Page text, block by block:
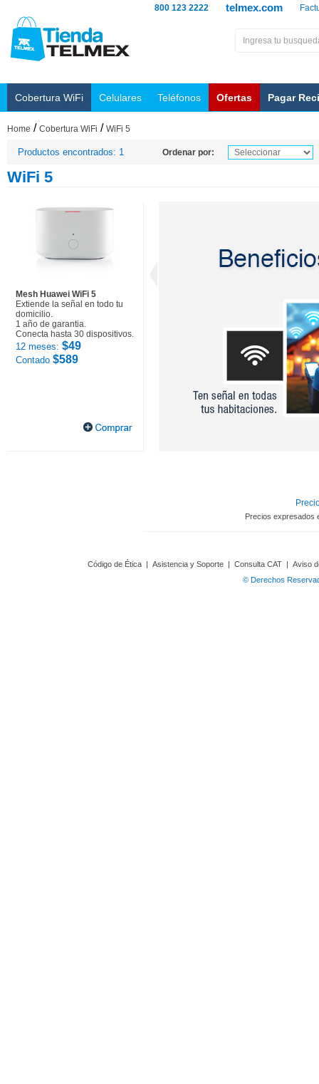
telmex.com
800 123 2222
Cobertura WiFi Celulares Teléfonos Ofertas Pagar
Home / Cobertura WiFi / WiFi 5
Productos encontrados: 1 Ordenar por:
WiFi 5
Mesh Huawei WiFi 5
Extiende la señal en todo tu
domicilio.
1 año de garantia.
Conecta hasta 30 dispositivos.
12 meses: $49
Contado $589
Precios expresados
Código de Ética | Asistencia y Soporte | Consulta CAT | Aviso
© Derechos